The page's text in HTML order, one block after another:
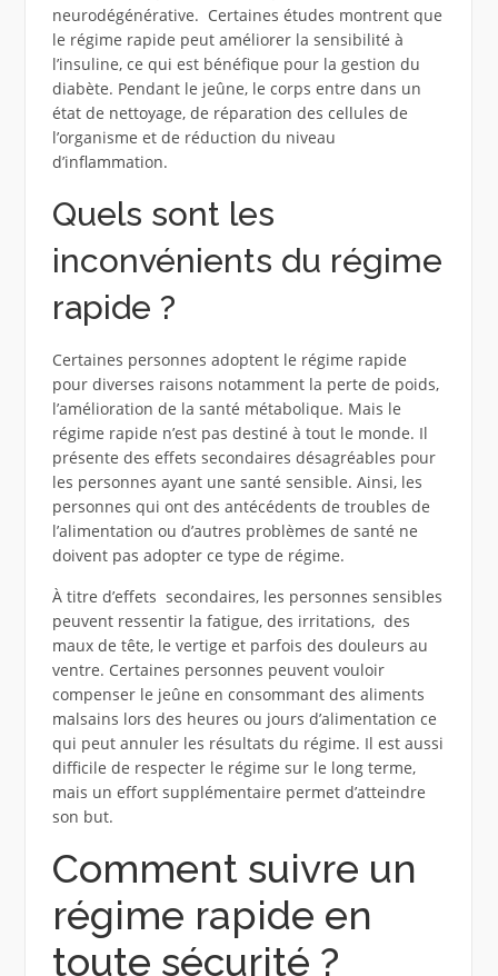
neurodégénérative. Certaines études montrent que
le régime rapide peut améliorer la sensibilité à
l’insuline, ce qui est bénéfique pour la gestion du
diabète. Pendant le jeûne, le corps entre dans un
état de nettoyage, de réparation des cellules de
l’organisme et de réduction du niveau
d’inflammation.
Quels sont les
inconvénients du régime
rapide ?
Certaines personnes adoptent le régime rapide
pour diverses raisons notamment la perte de poids,
l’amélioration de la santé métabolique. Mais le
régime rapide n’est pas destiné à tout le monde. Il
présente des effets secondaires désagréables pour
les personnes ayant une santé sensible. Ainsi, les
personnes qui ont des antécédents de troubles de
l’alimentation ou d’autres problèmes de santé ne
doivent pas adopter ce type de régime.
À titre d’effets secondaires, les personnes sensibles
peuvent ressentir la fatigue, des irritations, des
maux de tête, le vertige et parfois des douleurs au
ventre. Certaines personnes peuvent vouloir
compenser le jeûne en consommant des aliments
malsains lors des heures ou jours d’alimentation ce
qui peut annuler les résultats du régime. Il est aussi
difficile de respecter le régime sur le long terme,
mais un effort supplémentaire permet d’atteindre
son but.
Comment suivre un
régime rapide en
toute sécurité ?